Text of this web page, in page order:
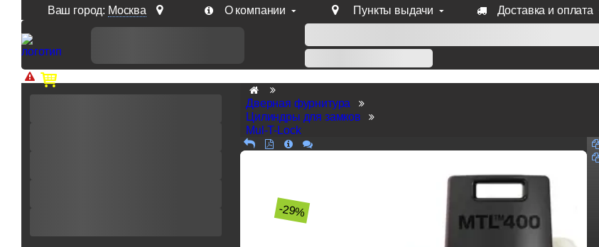
Ваш город: Москва О компании Пункты выдачи Доставка и оплата
Доп. скидка от цен на сайте 7% при заказе от 50 тыс. руб продукции Venezia, Fratelli, Tupai, Extreza, Melodia,
Дверная фурнитура
Цилиндры для замков
Mul-T-Lock
-29%